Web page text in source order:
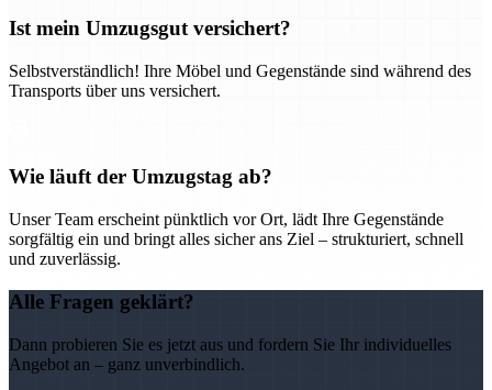
Ist mein Umzugsgut versichert?
Selbstverständlich! Ihre Möbel und Gegenstände sind während des
Transports über uns versichert.
Wie läuft der Umzugstag ab?
Unser Team erscheint pünktlich vor Ort, lädt Ihre Gegenstände
sorgfältig ein und bringt alles sicher ans Ziel – strukturiert, schnell
und zuverlässig.
Alle Fragen geklärt?
Dann probieren Sie es jetzt aus und fordern Sie Ihr individuelles
Angebot an – ganz unverbindlich.